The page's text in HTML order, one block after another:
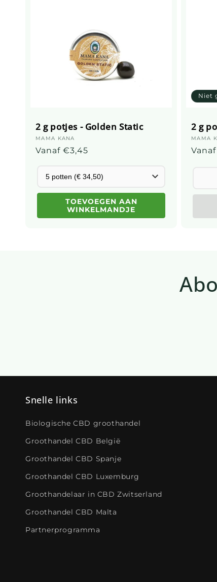
2 g potjes - Golden Static
Leverancier:
MAMA KANA
Gebruikelijke
Vanaf €3,45
TOEVOEGEN AAN
WINKELMANDJE
Niet
2 g
MAMA
Snelle links
Biologische CBD groothandel
Groothandel CBD België
Groothandel CBD Spanje
Groothandel CBD Luxemburg
Groothandelaar in CBD Zwitserland
Groothandel CBD Malta
Partnerprogramma